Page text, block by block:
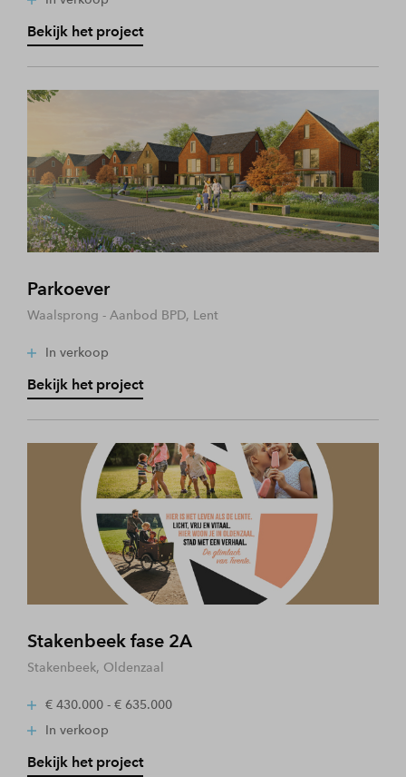
Bekijk het project
Parkoever
Waalsprong - Aanbod BPD, Lent
In verkoop
Bekijk het project
Stakenbeek fase 2A
Stakenbeek, Oldenzaal
€ 430.000 - € 635.000
In verkoop
Bekijk het project